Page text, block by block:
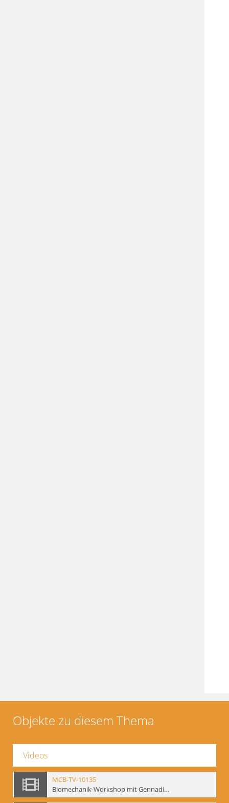
Objekte zu diesem Thema
Videos
MCB-TV-10135
Biomechanik-Workshop mit Gennadij Bogdanow, Berlin 1991 - Interne Signatur: BM-vid-50